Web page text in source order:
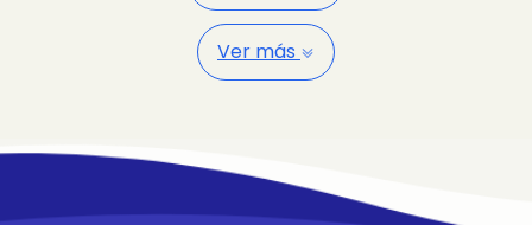
Ver más